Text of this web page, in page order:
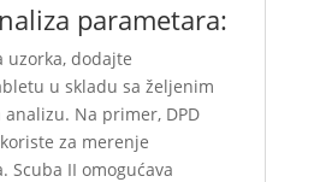
parametara:
uzorka, dodajte
u skladu sa željenim
Na primer, DPD
za merenje
Scuba II omogućava